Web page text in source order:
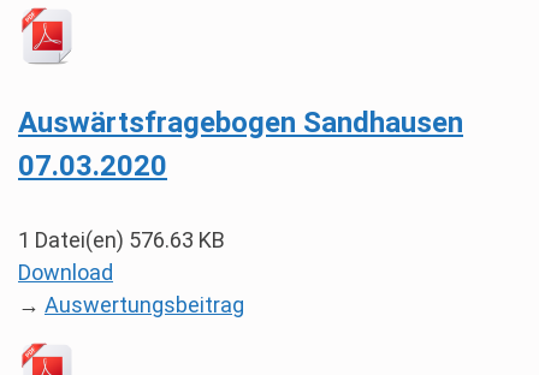
Auswärtsfragebogen Sandhausen
07.03.2020
1 Datei(en) 576.63 KB
Download
→ Auswertungsbeitrag